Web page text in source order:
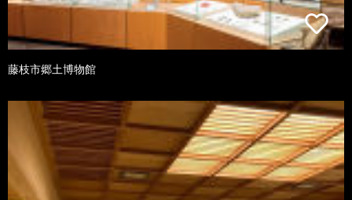
藤枝市郷土博物館